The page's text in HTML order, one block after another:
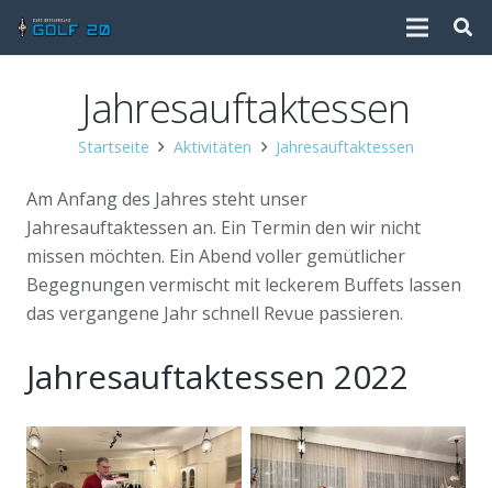
Jahresauftaktessen
Startseite Aktivitäten Jahresauftaktessen
Am Anfang des Jahres steht unser
Jahresauftaktessen an. Ein Termin den wir nicht
missen möchten. Ein Abend voller gemütlicher
Begegnungen vermischt mit leckerem Buffets lassen
das vergangene Jahr schnell Revue passieren.
Jahresauftaktessen 2022